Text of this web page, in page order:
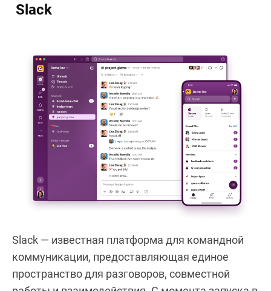
Slack
Slack — известная платформа для командной
коммуникации, предоставляющая единое
пространство для разговоров, совместной